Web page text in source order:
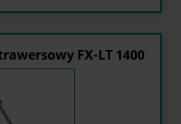
FX-LT 1400